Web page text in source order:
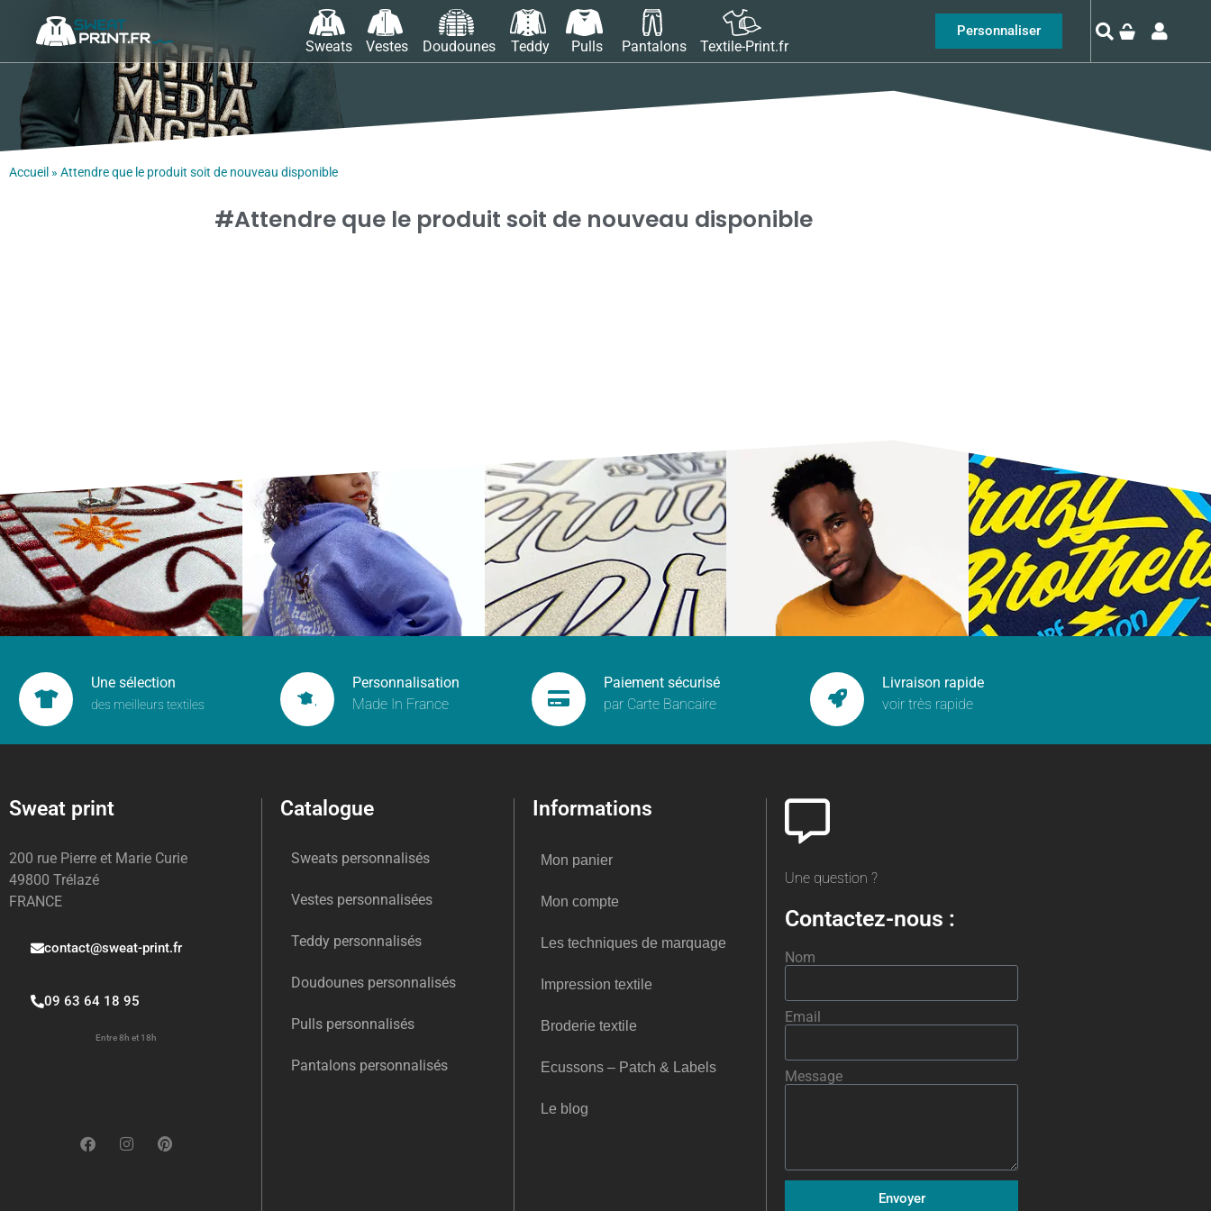
Sweats Vestes Doudounes Teddy Pulls Pantalons Textile-Print.fr
Personnaliser
Accueil » Attendre que le produit soit de nouveau disponible
#Attendre que le produit soit de nouveau disponible
Une sélection
des meilleurs textiles
Personnalisation
Made In France
Paiement sécurisé
par Carte Bancaire
Livraison rapide
voir très rapide
Sweat print
200 rue Pierre et Marie Curie
49800 Trélazé
FRANCE
contact@sweat-print.fr
09 63 64 18 95
Entre 8h et 18h
Catalogue
Sweats personnalisés
Vestes personnalisées
Teddy personnalisés
Doudounes personnalisés
Pulls personnalisés
Pantalons personnalisés
Informations
Mon panier
Mon compte
Les techniques de marquage
Impression textile
Broderie textile
Ecussons – Patch & Labels
Le blog
Une question ?
Contactez-nous :
Nom
Email
Message
Envoyer